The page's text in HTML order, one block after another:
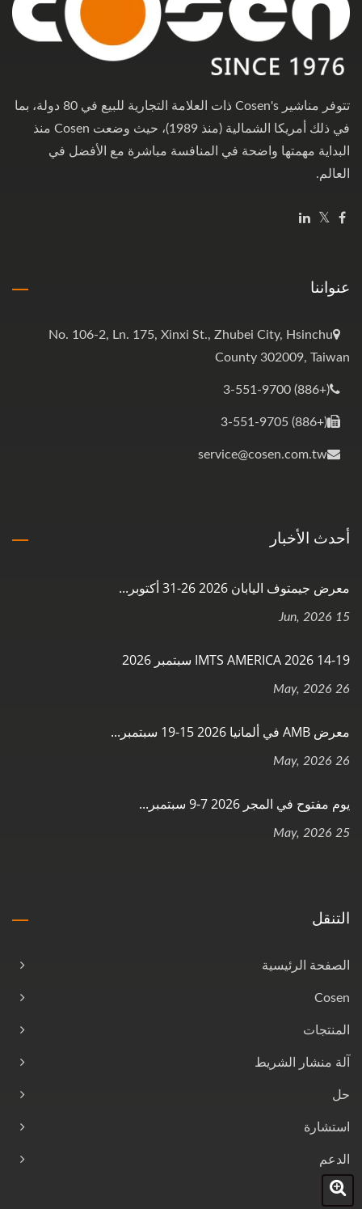
تتوفر مناشير Cosen's ذات العلامة التجارية للبيع في 80 دولة، بما
في ذلك أمريكا الشمالية (منذ 1989)، حيث وضعت Cosen منذ
البداية مهمتها واضحة في المنافسة مباشرة مع الأفضل في
العالم.
عنواننا
No. 106-2, Ln. 175, Xinxi St., Zhubei City, Hsinchu
County 302009, Taiwan
(+886) 3-551-9700
(+886) 3-551-9705
service@cosen.com.tw
أحدث الأخبار
معرض جيمتوف اليابان 2026 26-31 أكتوبر...
15 Jun, 2026
IMTS AMERICA 2026 14-19 سبتمبر 2026
26 May, 2026
معرض AMB في ألمانيا 2026 15-19 سبتمبر...
26 May, 2026
يوم مفتوح في المجر 2026 7-9 سبتمبر...
25 May, 2026
التنقل
الصفحة الرئيسية
Cosen
المنتجات
آلة منشار الشريط
حل
استشارة
الدعم